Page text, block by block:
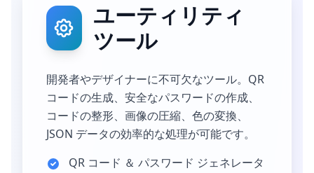
ユーティリティ
ツール
開発者やデザイナーに不可欠なツール。QR
コードの生成、安全なパスワードの作成、
コードの整形、画像の圧縮、色の変換、
JSON データの効率的な処理が可能です。
QR コード ＆ パスワード ジェネレータ